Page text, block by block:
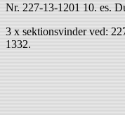
Nr. 227-13-1201 10. es.
3 x sektionsvinder ved:
1332.